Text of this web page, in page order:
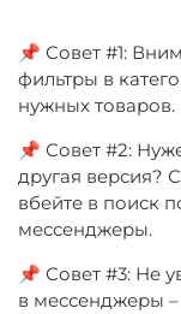
📌 Совет #1:
фильтры в
нужных товаров.
📌 Совет #2:
другая версия?
вбейте в поиск
мессенджеры.
📌 Совет #3: Не
в мессенджеры